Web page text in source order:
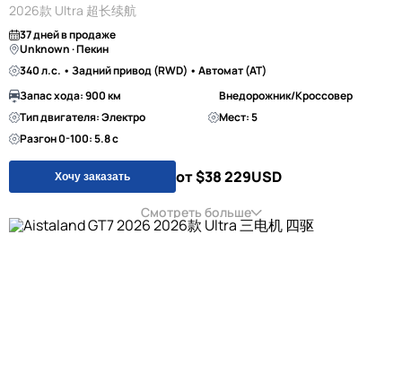
2026款 Ultra 超长续航
37 дней в продаже
Unknown · Пекин
340 л.с. • Задний привод (RWD) • Автомат (AT)
Запас хода: 900 км
Внедорожник/Кроссовер
Тип двигателя: Электро
Мест: 5
Разгон 0-100: 5.8 с
Хочу заказать от $38 229USD
Смотреть больше